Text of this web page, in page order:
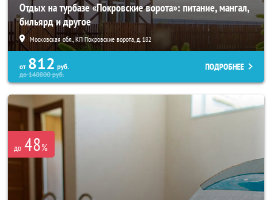
Отдых на турбазе «Покровские ворота»: питание, мангал,
бильярд и другое
Московская обл., КП Покровские ворота, д. 182
от 812 руб.
до140800руб.
ПОДРОБНЕЕ
до 48%